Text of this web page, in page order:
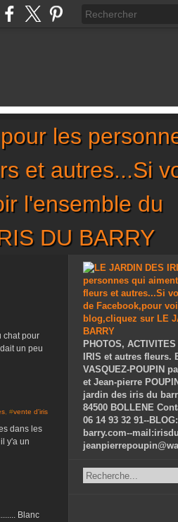
les
et autres...Si
l'ensemble du
DU BARRY
chat pour
un peu
, #vente d'iris
dans les
y'a un
Blanc
PHOTOS,
IRIS et autres fleurs.
VASQUEZ-POUPIN
et Jean-pierre
jardin des iris du
84500 BOLLENE
06 14 93 32 91--
barry.com--